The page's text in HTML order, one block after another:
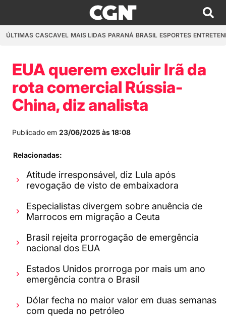
ÚLTIMAS CASCAVEL MAIS LIDAS PARANÁ BRASIL ESPORTES
EUA querem excluir Irã da
rota comercial Rússia-
China, diz analista
Publicado em 23/06/2025 às 18:08
Relacionadas:
Atitude irresponsável, diz Lula após
revogação de visto de embaixadora
Especialistas divergem sobre anuência de
Marrocos em migração a Ceuta
Brasil rejeita prorrogação de emergência
nacional dos EUA
Estados Unidos prorroga por mais um ano
emergência contra o Brasil
Dólar fecha no maior valor em duas semanas
com queda no petróleo